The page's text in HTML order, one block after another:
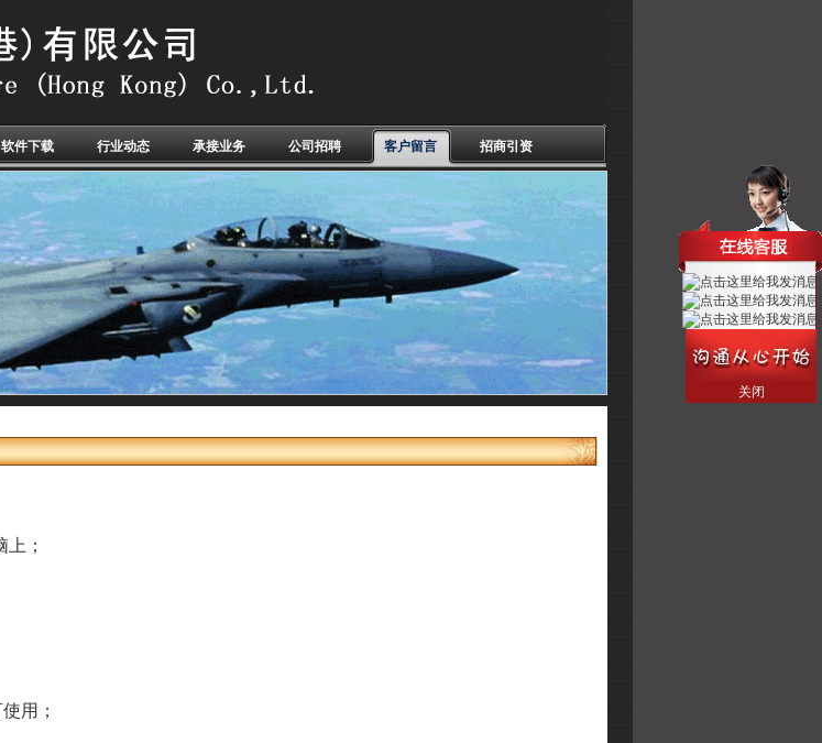
软件下载 行业动态 承接业务 公司招聘 客户留言 招商引资
；
用；
关闭